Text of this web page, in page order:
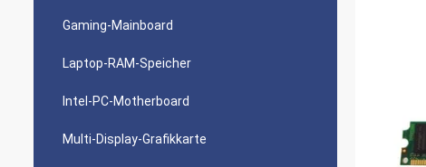
Gaming-Mainboard
Laptop-RAM-Speicher
Intel-PC-Motherboard
Multi-Display-Grafikkarte